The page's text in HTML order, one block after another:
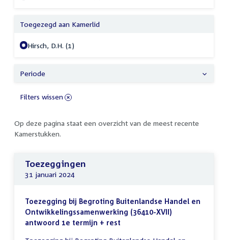
Op deze pagina staat een overzicht van de meest recente
Kamerstukken.
Toezeggingen
31 januari 2024
Toezegging bij Begroting Buitenlandse Handel en
Ontwikkelingssamenwerking (36410-XVII)
antwoord 1e termijn + rest
Toegezegd aan Kamerlid
Hirsch, D.H. (1)
Periode
Filters wissen